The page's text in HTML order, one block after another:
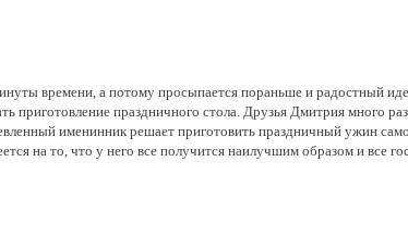
времени, а потому просыпается пораньше и радостный
приготовление праздничного стола. Друзья Дмитрия много
именинник решает приготовить праздничный ужин
на то, что у него все получится наилучшим образом и все